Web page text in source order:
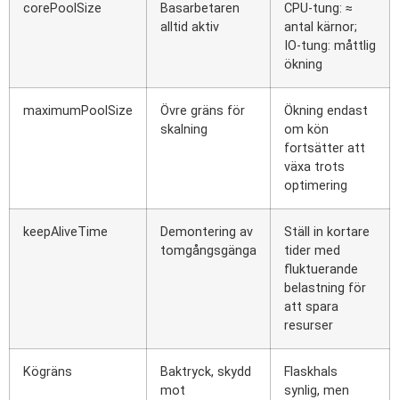
corePoolSize
Basarbetaren
alltid aktiv
CPU-tung: ≈
antal kärnor;
IO-tung: måttlig
ökning
maximumPoolSize
Övre gräns för
skalning
Ökning endast
om kön
fortsätter att
växa trots
optimering
keepAliveTime
Demontering av
tomgångsgänga
Ställ in kortare
tider med
fluktuerande
belastning för
att spara
resurser
Kögräns
Baktryck, skydd
mot
Flaskhals
synlig, men